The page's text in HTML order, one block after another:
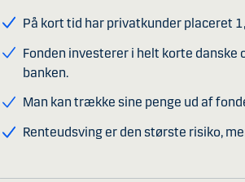
På kort tid har privatkunder placeret
Fonden investerer i helt korte danske
banken.
Man kan trække sine penge ud af
Renteudsving er den største risiko,